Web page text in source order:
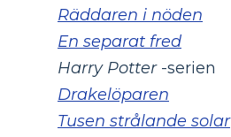
Räddaren i nöden
En separat fred
Harry Potter-serien
Drakelöparen
Tusen strålande solar